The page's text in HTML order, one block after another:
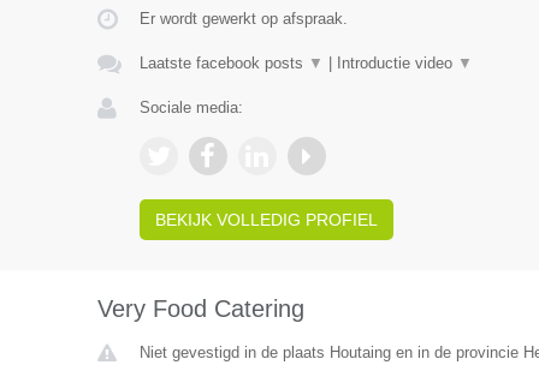
Er wordt gewerkt op afspraak.
Laatste facebook posts ▼ Introductie video ▼
Sociale media:
BEKIJK VOLLEDIG PROFIEL
Very Food Catering
Niet gevestigd in de plaats Houtaing en in de provincie